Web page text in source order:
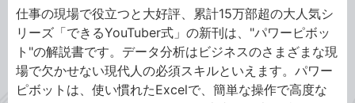
仕事の現場で役立つと大好評、累計15万部超の大人気シ
リーズ「できるYouTuber式」の新刊は、"パワーピボッ
ト"の解説書です。データ分析はビジネスのさまざまな現
場で欠かせない現代人の必須スキルといえます。パワー
ピボットは、使い慣れたExcelで、簡単な操作で高度な